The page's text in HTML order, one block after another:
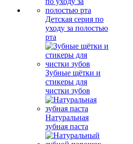
Детская серия по
уходу за полостью
рта
Зубные щётки и
стикеры для
чистки зубов
Натуральная
зубная паста